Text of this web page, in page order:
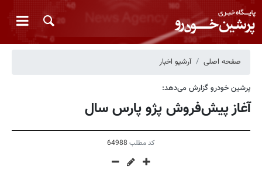
صفحه اصلی آرشیو اخبار
پرشین خودرو گزارش می‌دهد:
آغاز پیش‌فروش پژو پارس سال
کد مطلب 64988